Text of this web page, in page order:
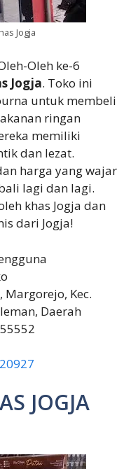
Jogja
Oleh ke-6
Jogja. Toko ini
untuk membeli
ringan
memiliki
dan lezat.
harga yang wajar
lagi dan lagi.
khas Jogja dan
dari Jogja!
Margorejo, Kec.
Daerah
JOGJA